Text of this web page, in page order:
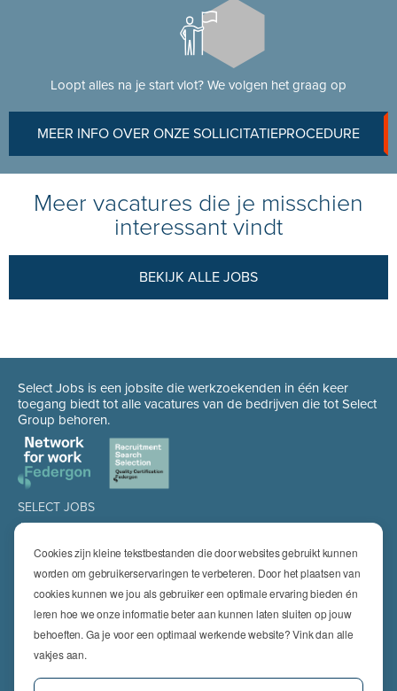
Cookies zijn kleine tekstbestanden die door websites gebruikt kunnen
worden om gebruikerservaringen te verbeteren. Door het plaatsen van
cookies kunnen we jou als gebruiker een optimale ervaring bieden én
leren hoe we onze informatie beter aan kunnen laten sluiten op jouw
behoeften. Ga je voor een optimaal werkende website? Vink dan alle
vakjes aan.
Loopt alles na je start vlot? We volgen het graag op
MEER INFO OVER ONZE SOLLICITATIEPROCEDURE
Meer vacatures die je misschien
interessant vindt
BEKIJK ALLE JOBS
Select Jobs is een jobsite die werkzoekenden in één keer
toegang biedt tot alle vacatures van de bedrijven die tot Select
Group behoren.
SELECT JOBS
Jobs
Job alert
SPECIALISATIES
Technics
High Technics & Engineering
Logistics
Finance & Insurance
Office